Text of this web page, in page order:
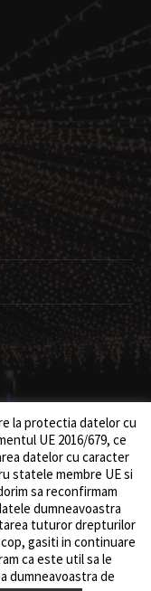
byows.ro
la protectia datelor cu
UE 2016/679, ce
datelor cu caracter
statele membre UE si
sa reconfirmam
dumneavoastra
tuturor drepturilor
gasiti in continuare
ca este util sa le
dumneavoastra de